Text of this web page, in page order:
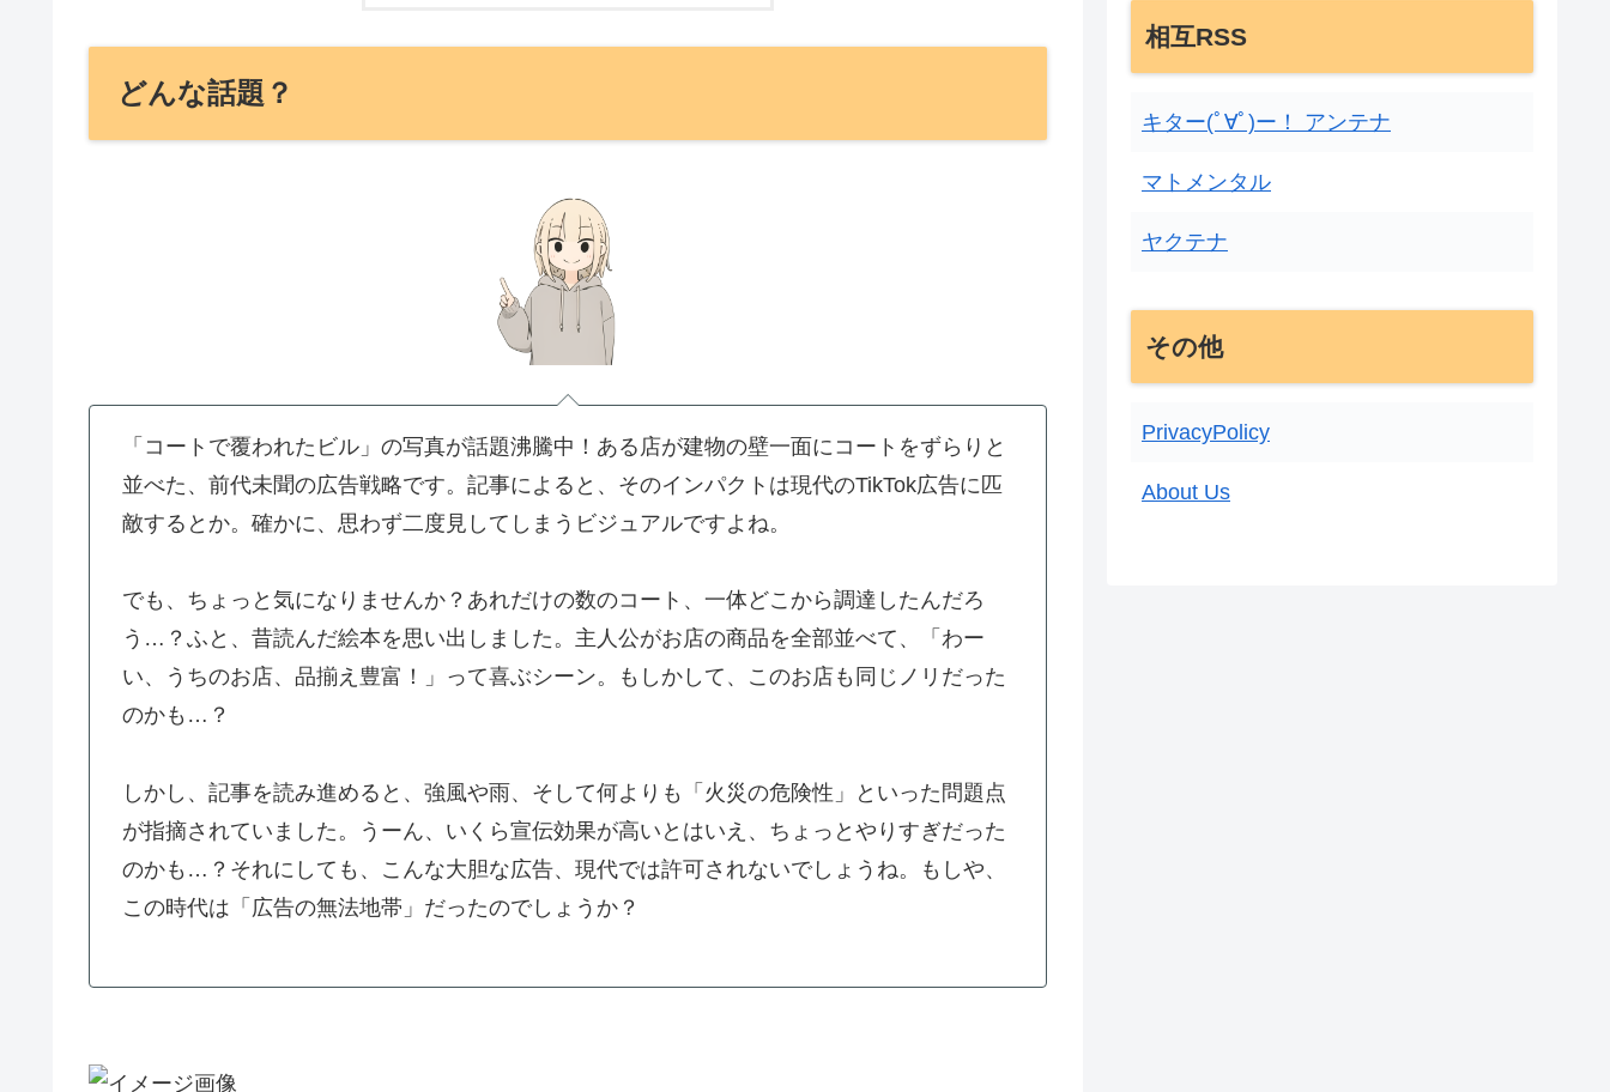
どんな話題？
「コートで覆われたビル」の写真が話題沸騰中！ある店が建物の壁一面にコートをずらりと
並べた、前代未聞の広告戦略です。記事によると、そのインパクトは現代のTikTok広告に匹
敵するとか。確かに、思わず二度見してしまうビジュアルですよね。
でも、ちょっと気になりませんか？あれだけの数のコート、一体どこから調達したんだろ
う…？ふと、昔読んだ絵本を思い出しました。主人公がお店の商品を全部並べて、「わー
い、うちのお店、品揃え豊富！」って喜ぶシーン。もしかして、このお店も同じノリだった
のかも…？
しかし、記事を読み進めると、強風や雨、そして何よりも「火災の危険性」といった問題点
が指摘されていました。うーん、いくら宣伝効果が高いとはいえ、ちょっとやりすぎだった
のかも…？それにしても、こんな大胆な広告、現代では許可されないでしょうね。もしや、
この時代は「広告の無法地帯」だったのでしょうか？
相互RSS
キター(ﾟ∀ﾟ)ー！ アンテナ
マトメンタル
ヤクテナ
その他
PrivacyPolicy
About Us